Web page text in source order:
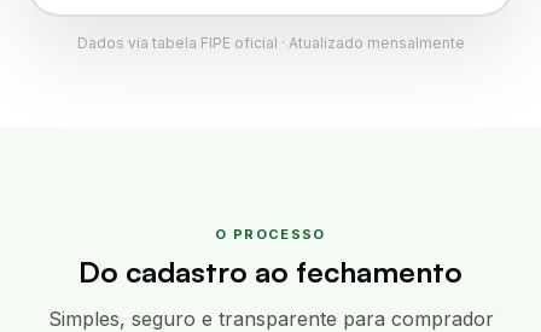
Dados via tabela FIPE oficial · Atualizado mensalmente
O PROCESSO
Do cadastro ao fechamento
Simples, seguro e transparente para comprador